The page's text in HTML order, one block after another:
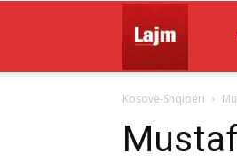
Lajm
Kosovë-Shqipëri